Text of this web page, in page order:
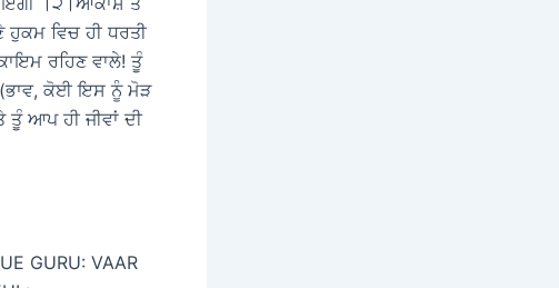
ਵਿਚ ਹੀ ਧਰਤੀ
ਰਹਿਣ ਵਾਲੇ! ਤੂੰ
ਕੋਈ ਇਸ ਨੂੰ ਮੋੜ
ਆਪ ਹੀ ਜੀਵਾਂ ਦੀ
GURU: VAAR